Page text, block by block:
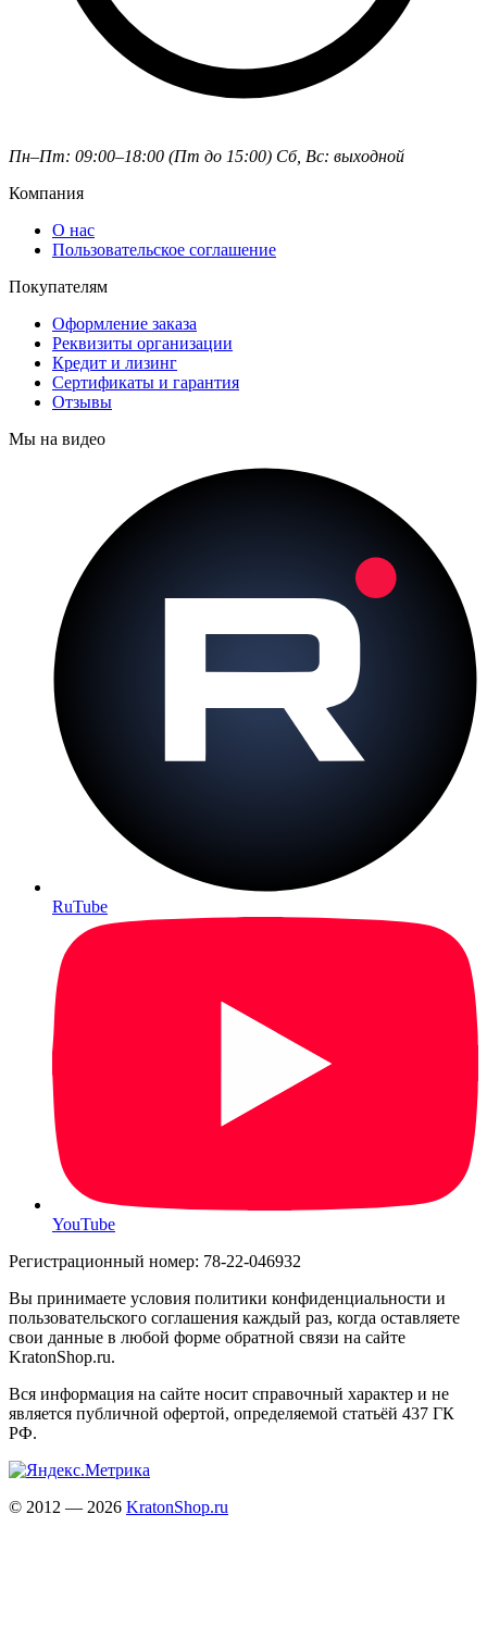
Пн–Пт: 09:00–18:00 (Пт до 15:00) Сб, Вс: выходной
Компания
О нас
Пользовательское соглашение
Покупателям
Оформление заказа
Реквизиты организации
Кредит и лизинг
Сертификаты и гарантия
Отзывы
Мы на видео
RuTube
YouTube
Регистрационный номер: 78-22-046932
Вы принимаете условия политики конфиденциальности и
пользовательского соглашения каждый раз, когда оставляете
свои данные в любой форме обратной связи на сайте
KratonShop.ru.
Вся информация на сайте носит справочный характер и не
является публичной офертой, определяемой статьёй 437 ГК
РФ.
© 2012 — 2026 KratonShop.ru